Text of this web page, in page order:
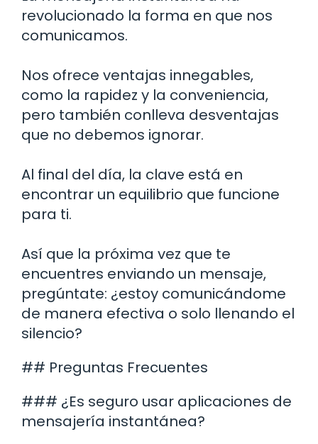
revolucionado la forma en que nos
comunicamos.
Nos ofrece ventajas innegables,
como la rapidez y la conveniencia,
pero también conlleva desventajas
que no debemos ignorar.
Al final del día, la clave está en
encontrar un equilibrio que funcione
para ti.
Así que la próxima vez que te
encuentres enviando un mensaje,
pregúntate: ¿estoy comunicándome
de manera efectiva o solo llenando el
silencio?
## Preguntas Frecuentes
### ¿Es seguro usar aplicaciones de
mensajería instantánea?